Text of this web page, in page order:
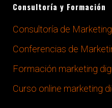
Define tu
imagen de
tus clientes
+INFO
Consultoría y Formación
Consultoría de Marketing
Conferencias de
Formación marketing
Curso online marketing